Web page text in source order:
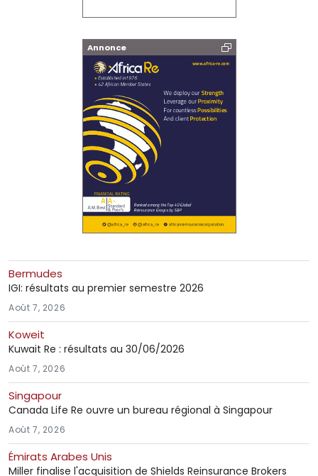
Annonce
Bermudes
IGI: résultats au premier semestre 2026
Août 7, 2026
Koweit
Kuwait Re : résultats au 30/06/2026
Août 7, 2026
Singapour
Canada Life Re ouvre un bureau régional à Singapour
Août 7, 2026
Émirats Arabes Unis
Miller finalise l'acquisition de Shields Reinsurance Brokers